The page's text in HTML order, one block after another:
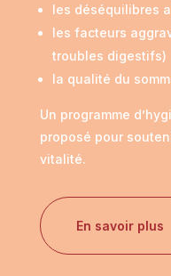
les déséquilibres
les facteurs
troubles digestifs)
la qualité du
Un programme
proposé pour
vitalité.
En savoir plus